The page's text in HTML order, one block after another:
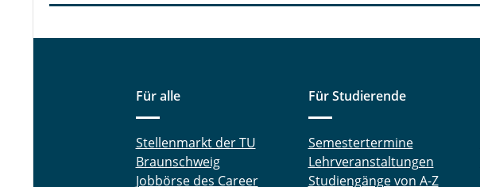
Für alle
Stellenmarkt der TU
Braunschweig
Jobbörse des Career
Für Studierende
Semestertermine
Lehrveranstaltungen
Studiengänge von A-Z